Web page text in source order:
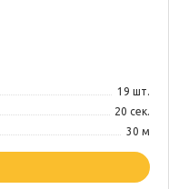
19 шт.
20 сек.
30 м